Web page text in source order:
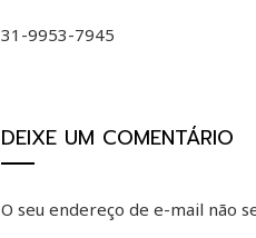
31-9953-7945
DEIXE UM COMENTÁRIO
O seu endereço de e-mail não